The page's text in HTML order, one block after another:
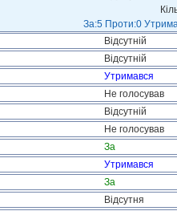
За:5 Проти:0
Відсутній
Відсутній
Утримався
Не голосував
Відсутній
Не голосував
За
Утримався
За
Відсутня